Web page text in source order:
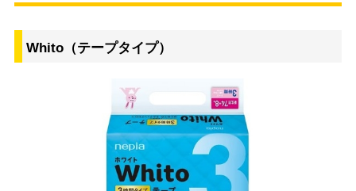
Whito（テープタイプ）